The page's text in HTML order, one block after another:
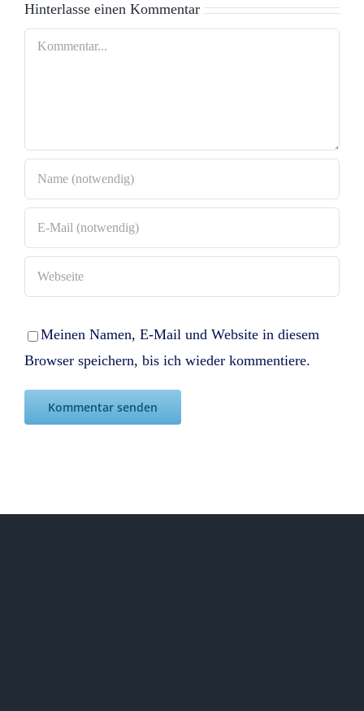
Demokratie
Ganser
Hinterlasse einen Kommentar
Kommentar
Meinen Namen, E-Mail und Website in diesem
Browser speichern, bis ich wieder kommentiere.